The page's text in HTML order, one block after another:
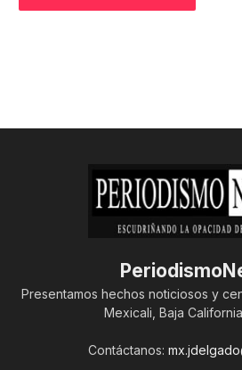
Presentamos hechos noticiosos y
Mexicali, Baja
Contáctanos: